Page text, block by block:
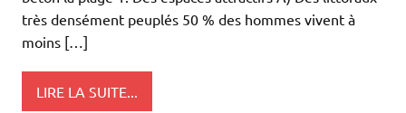
très densément peuplés 50 % des hommes vivent à
moins […]
LIRE LA SUITE...